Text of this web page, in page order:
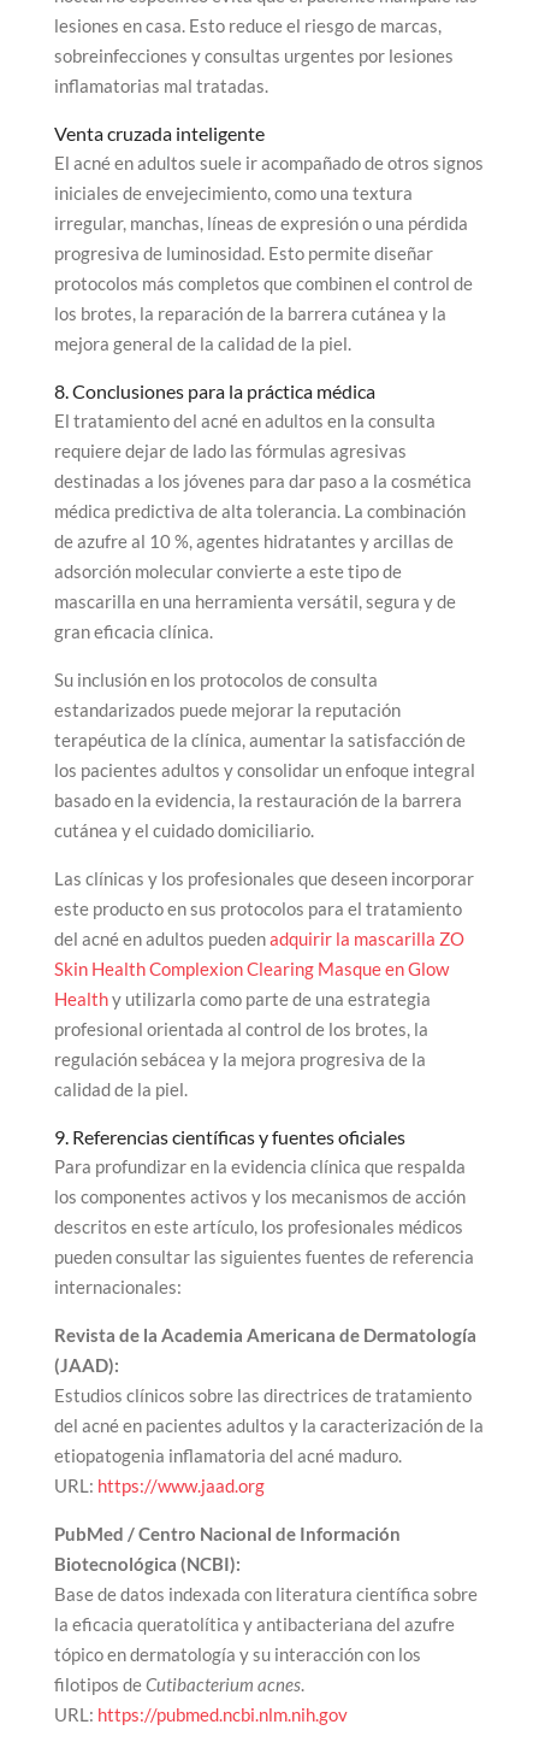
lesiones en casa. Esto reduce el riesgo de marcas,
sobreinfecciones y consultas urgentes por lesiones
inflamatorias mal tratadas.
Venta cruzada inteligente
El acné en adultos suele ir acompañado de otros signos
iniciales de envejecimiento, como una textura
irregular, manchas, líneas de expresión o una pérdida
progresiva de luminosidad. Esto permite diseñar
protocolos más completos que combinen el control de
los brotes, la reparación de la barrera cutánea y la
mejora general de la calidad de la piel.
8. Conclusiones para la práctica médica
El tratamiento del acné en adultos en la consulta
requiere dejar de lado las fórmulas agresivas
destinadas a los jóvenes para dar paso a la cosmética
médica predictiva de alta tolerancia. La combinación
de azufre al 10 %, agentes hidratantes y arcillas de
adsorción molecular convierte a este tipo de
mascarilla en una herramienta versátil, segura y de
gran eficacia clínica.
Su inclusión en los protocolos de consulta
estandarizados puede mejorar la reputación
terapéutica de la clínica, aumentar la satisfacción de
los pacientes adultos y consolidar un enfoque integral
basado en la evidencia, la restauración de la barrera
cutánea y el cuidado domiciliario.
Las clínicas y los profesionales que deseen incorporar
este producto en sus protocolos para el tratamiento
del acné en adultos puedenadquirir la mascarilla ZO
Skin Health Complexion Clearing Masque en Glow
Healthy utilizarla como parte de una estrategia
profesional orientada al control de los brotes, la
regulación sebácea y la mejora progresiva de la
calidad de la piel.
9. Referencias científicas y fuentes oficiales
Para profundizar en la evidencia clínica que respalda
los componentes activos y los mecanismos de acción
descritos en este artículo, los profesionales médicos
pueden consultar las siguientes fuentes de referencia
internacionales:
Revista de la Academia Americana de Dermatología
(JAAD):
Estudios clínicos sobre las directrices de tratamiento
del acné en pacientes adultos y la caracterización de la
etiopatogenia inflamatoria del acné maduro.
URL: https://www.jaad.org
PubMed / Centro Nacional de Información
Biotecnológica (NCBI):
Base de datos indexada con literatura científica sobre
la eficacia queratolítica y antibacteriana del azufre
tópico en dermatología y su interacción con los
filotipos deCutibacterium acnes.
URL: https://pubmed.ncbi.nlm.nih.gov